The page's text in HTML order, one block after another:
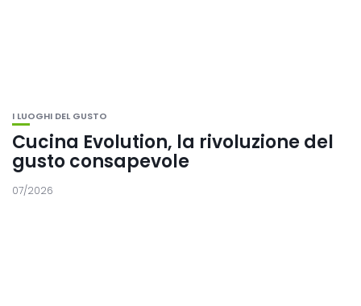
I LUOGHI DEL GUSTO
Cucina Evolution, la rivoluzione del
gusto consapevole
07/2026